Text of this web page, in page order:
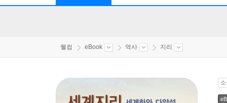
웰컴 eBook 역사 지리